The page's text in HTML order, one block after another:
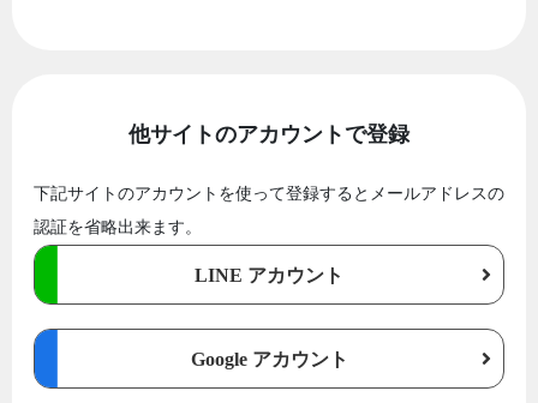
他サイトのアカウントで登録
下記サイトのアカウントを使って登録するとメールアドレスの
認証を省略出来ます。
LINE アカウント
Google アカウント